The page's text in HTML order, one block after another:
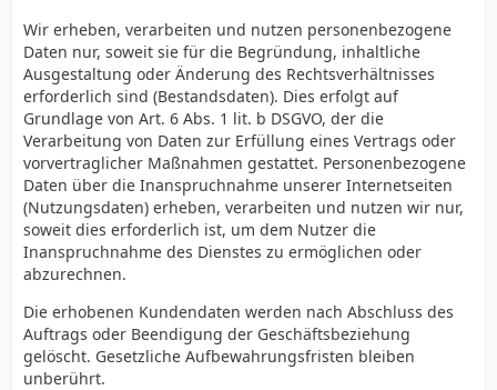
Wir erheben, verarbeiten und nutzen personenbezogene
Daten nur, soweit sie für die Begründung, inhaltliche
Ausgestaltung oder Änderung des Rechtsverhältnisses
erforderlich sind (Bestandsdaten). Dies erfolgt auf
Grundlage von Art. 6 Abs. 1 lit. b DSGVO, der die
Verarbeitung von Daten zur Erfüllung eines Vertrags oder
vorvertraglicher Maßnahmen gestattet. Personenbezogene
Daten über die Inanspruchnahme unserer Internetseiten
(Nutzungsdaten) erheben, verarbeiten und nutzen wir nur,
soweit dies erforderlich ist, um dem Nutzer die
Inanspruchnahme des Dienstes zu ermöglichen oder
abzurechnen.
Die erhobenen Kundendaten werden nach Abschluss des
Auftrags oder Beendigung der Geschäftsbeziehung
gelöscht. Gesetzliche Aufbewahrungsfristen bleiben
unberührt.